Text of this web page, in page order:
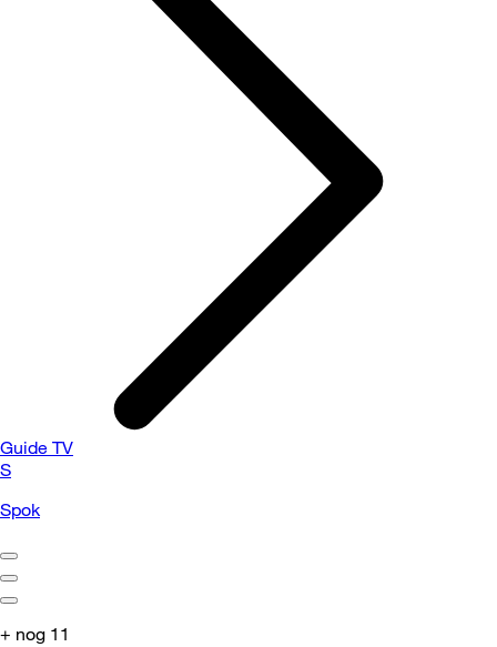
Guide TV
S
Spok
+ nog 11